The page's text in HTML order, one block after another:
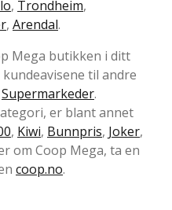
, Trondheim,
, Arendal.
Mega butikken i ditt
til andre
Supermarkeder.
er blant annet
, Kiwi, Bunnpris, Joker,
om Coop Mega, ta en
coop.no.